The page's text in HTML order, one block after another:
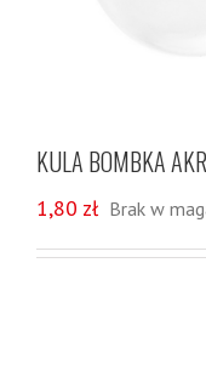
KULA BOMBKA
1,80 zł Brak w